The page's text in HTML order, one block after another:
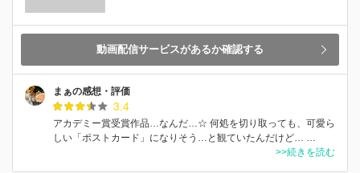
動画配信サービスがあるか確認する
まぁの感想・評価
3.4
アカデミー賞受賞作品…なんだ…☆ 何処を切り取っても、可愛ら
しい「ポストカード」になりそう…と観ていたんだけど… …
>>続きを読む